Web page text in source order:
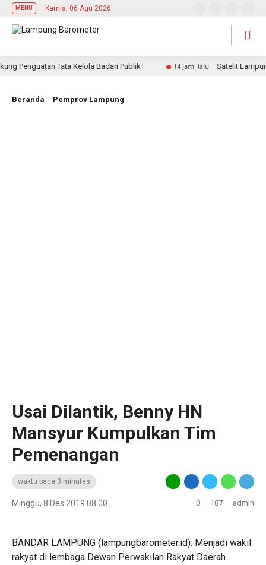
MENU Kamis, 06 Agu 2026
Tata Kelola Badan Publik 14 jam lalu Satelit Lampung-1
Beranda Pemprov Lampung
Usai Dilantik, Benny HN
Mansyur Kumpulkan Tim
Pemenangan
waktu baca 3 minutes
Minggu, 8 Des 2019 08:00 0 187 admin
BANDAR LAMPUNG (lampungbarometer.id): Menjadi wakil
rakyat di lembaga Dewan Perwakilan Rakyat Daerah